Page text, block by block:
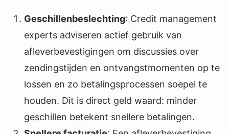
Geschillenbeslechting: Credit management
experts adviseren actief gebruik van
afleverbevestigingen om discussies over
zendingstijden en ontvangstmomenten op te
lossen en zo betalingsprocessen soepel te
houden. Dit is direct geld waard: minder
geschillen betekent snellere betalingen.